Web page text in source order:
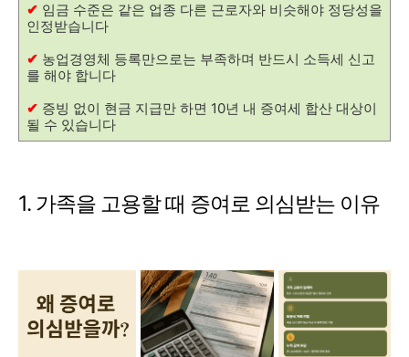
✔ 임금 수준은 같은 업종 다른 근로자와 비슷해야 정당성을
인정받습니다
✔ 농업경영체 등록만으로는 부족하며 반드시 소득세 신고
를 해야 합니다
✔ 증빙 없이 현금 지급만 하면 10년 내 증여세 합산 대상이
될 수 있습니다
1. 가족을 고용할 때 증여로 의심받는 이유